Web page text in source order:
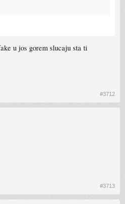
u jos gorem slucaju sta ti
#3712
#3713